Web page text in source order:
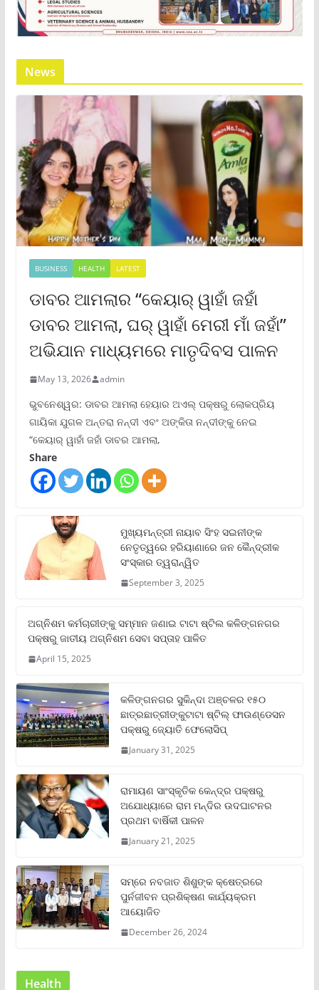
News
BUSINESS HEALTH LATEST
ଡାବର ଆମଲାର “କେୟାର୍ ୱାହାଁ ଜହାଁ
ଡାବର ଆମଲା, ଘର୍ ୱାହାଁ ମେରୀ ମାଁ ଜହାଁ”
ଅଭିଯାନ ମାଧ୍ୟମରେ ମାତୃଦିବସ ପାଳନ
May 13, 2026 admin
ଭୁବନେଶ୍ୱର: ଡାବର ଆମଲା ହେୟାର ଅଏଲ୍ ପକ୍ଷରୁ ଲୋକପ୍ରିୟ
ଗାୟିକା ଯୁଗଳ ଅନ୍ତରା ନନ୍ଦୀ ଏବଂ ଅଙ୍କିତା ନନ୍ଦୀଙ୍କୁ ନେଇ
“କେୟାର୍ ୱାହାଁ ଜହାଁ ଡାବର ଆମଲା,
Share
ମୁଖ୍ୟମନ୍ତ୍ରୀ ନାୟାବ ସିଂହ ସଇନୀଙ୍କ
ନେତୃତ୍ୱରେ ହରିୟାଣାରେ ଜନ କୈନ୍ଦ୍ରୀକ
ସଂସ୍କାର ତ୍ୱରାନ୍ୱିତ
September 3, 2025
ଅଗ୍ନିଶମ କର୍ମଚାରୀଙ୍କୁ ସମ୍ମାନ ଜଣାଇ ଟାଟା ଷ୍ଟିଲ କଳିଙ୍ଗନଗର
ପକ୍ଷରୁ ଜାତୀୟ ଅଗ୍ନିଶମ ସେବା ସପ୍ତାହ ପାଳିତ
April 15, 2025
କଳିଙ୍ଗନଗର ସୁକିନ୍ଦା ଅଞ୍ଚଳର ୧୫୦
ଛାତ୍ରଛାତ୍ରୀଙ୍କୁଟାଟା ଷ୍ଟିଲ୍ ଫାଉଣ୍ଡେସନ
ପକ୍ଷରୁ ଜ୍ୟୋତି ଫେଲୋସିପ୍‌
January 31, 2025
ରାମାୟଣ ସାଂସ୍କୃତିକ କେନ୍ଦ୍ର ପକ୍ଷରୁ
ଅଯୋଧ୍ୟାରେ ରାମ ମନ୍ଦିର ଉଦଘାଟନର
ପ୍ରଥମ ବାର୍ଷିକୀ ପାଳନ
January 21, 2025
ସମ୍‌ରେ ନବଜାତ ଶିଶୁଙ୍କ କ୍ଷେତ୍ରରେ
ପୁର୍ନଜୀବନ ପ୍ରଶିକ୍ଷଣ କାର୍ଯ୍ୟକ୍ରମ
ଆୟୋଜିତ
December 26, 2024
Health